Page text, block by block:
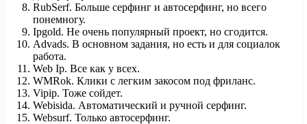
RubSerf. Больше серфинг и автосерфинг, но всего
понемногу.
Ipgold. Не очень популярный проект, но сгодится.
Advads. В основном задания, но есть и для социалок
работа.
Web Ip. Все как у всех.
WMRok. Клики с легким закосом под фриланс.
Vipip. Тоже сойдет.
Webisida. Автоматический и ручной серфинг.
Websurf. Только автосерфинг.